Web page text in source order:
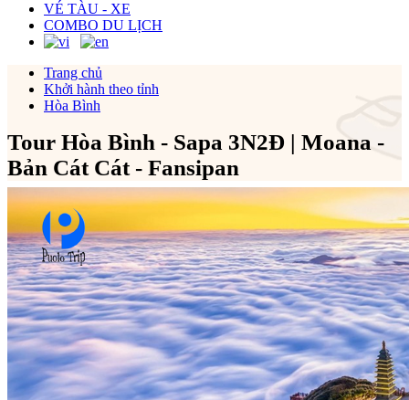
VÉ TÀU - XE
COMBO DU LỊCH
Trang chủ
Khởi hành theo tỉnh
Hòa Bình
Tour Hòa Bình - Sapa 3N2Đ | Moana -
Bản Cát Cát - Fansipan